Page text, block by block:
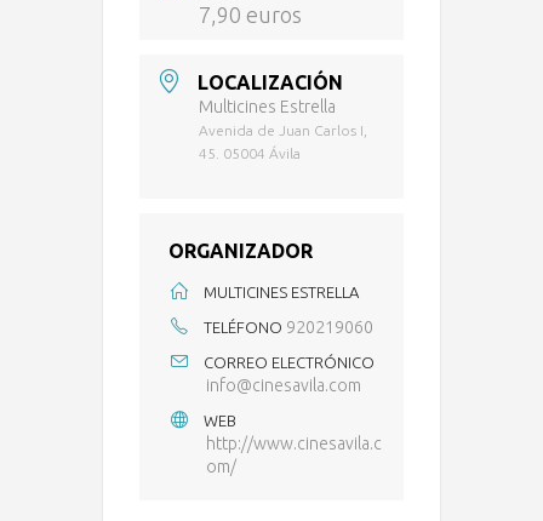
7,90 euros
LOCALIZACIÓN
Multicines Estrella
Avenida de Juan Carlos I,
45. 05004 Ávila
ORGANIZADOR
MULTICINES ESTRELLA
TELÉFONO 920219060
CORREO ELECTRÓNICO
info@cinesavila.com
WEB
http://www.cinesavila.c
om/